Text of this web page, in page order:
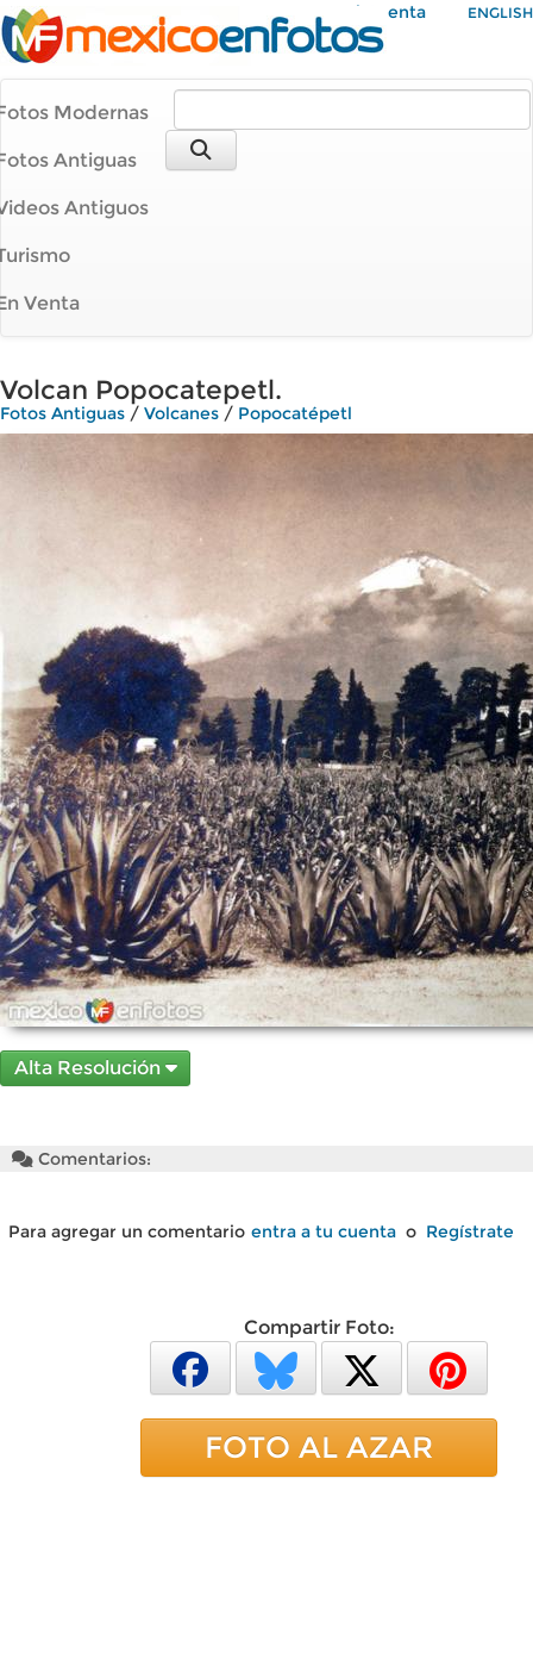
Mi Cuenta ENGLISH
Modernas
Antiguas
Antiguos
Venta
Volcan Popocatepetl.
Fotos Antiguas / Volcanes / Popocatépetl
Alta Resolución
Comentarios:
Para agregar un comentario entra a tu cuenta o Regístrate
Compartir Foto:
FOTO AL AZAR